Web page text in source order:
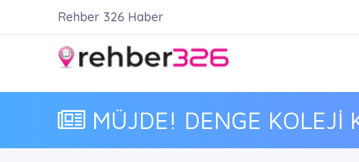
MÜJDE! DENGE KOLEJİ
Rehber 326 Haber